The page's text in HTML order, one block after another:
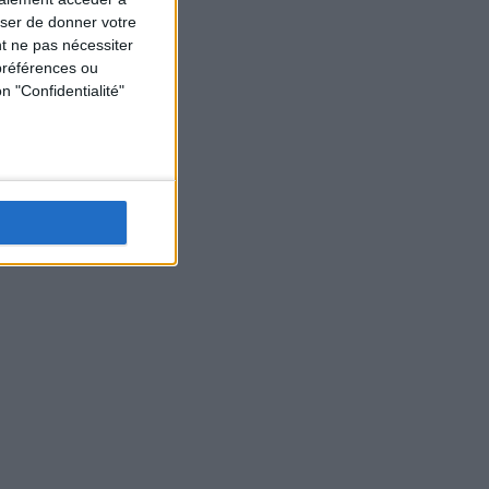
de donner votre
ne pas nécessiter
ou
"Confidentialité"